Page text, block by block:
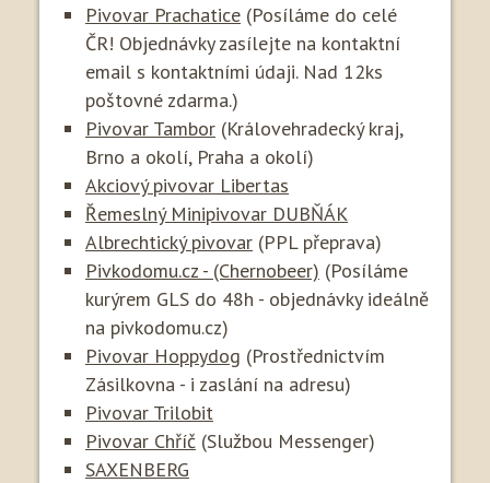
Pivovar Prachatice (Posíláme do celé
ČR! Objednávky zasílejte na kontaktní
email s kontaktními údaji. Nad 12ks
poštovné zdarma.)
Pivovar Tambor (Královehradecký kraj,
Brno a okolí, Praha a okolí)
Akciový pivovar Libertas
Řemeslný Minipivovar DUBŇÁK
Albrechtický pivovar (PPL přeprava)
Pivkodomu.cz - (Chernobeer) (Posíláme
kurýrem GLS do 48h - objednávky ideálně
na pivkodomu.cz)
Pivovar Hoppydog (Prostřednictvím
Zásilkovna - i zaslání na adresu)
Pivovar Trilobit
Pivovar Chříč (Službou Messenger)
SAXENBERG